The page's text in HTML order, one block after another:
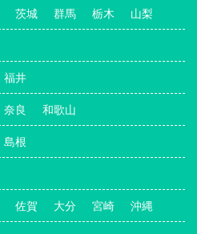
茨城 群馬 栃木 山梨
福井
奈良 和歌山
島根
佐賀 大分 宮崎 沖縄